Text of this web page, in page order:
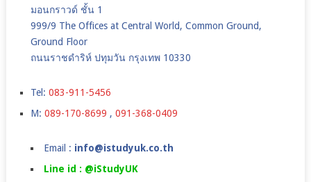
มอนกราวด์ ชั้น 1
999/9 The Offices at Central World, Common Ground,
Ground Floor
ถนนราชดำริห์ ปทุมวัน กรุงเทพ 10330
Tel: 083-911-5456
M: 089-170-8699 , 091-368-0409
Email : info@istudyuk.co.th
Line id : @iStudyUK